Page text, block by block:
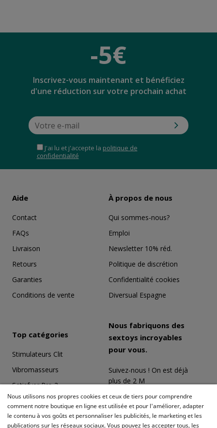
-5€
Inscrivez-vous maintenant et bénéficiez
d'une réduction sur votre prochain achat
J'ai lu et j'accepte la politique de
confidentialité
Aide
Contact
FAQs
Livraison
Retours
Garanties
Conditions de vente
À propos de nous
Qui sommes-nous?
Emploi
Newsletter 10% réd.
Politique de discrétion
Confidentialité cookies
Diversual Espagne
Top catégories
Stimulateurs Clit
Vibromasseurs
Satisfyer Pro 2
Coffrets Érotiques
Masturbateurs
Nous fabriquons des
sextoys incroyables
pour vous.
Suivez-nous ! On est déjà
plus de 2 M
Nous utilisons nos propres cookies et ceux de tiers pour comprendre
comment notre boutique en ligne est utilisée et pour l'améliorer, adapter
le contenu à vos goûts et personnaliser les publicités, le marketing et les
publications sur les réseaux sociaux. Vous pouvez les accepter tous, les